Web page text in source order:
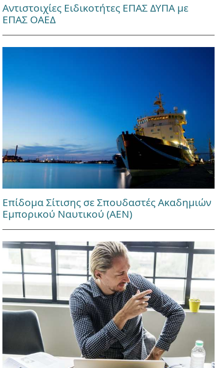
Αντιστοιχίες Ειδικοτήτες ΕΠΑΣ ΔΥΠΑ με
ΕΠΑΣ ΟΑΕΔ
Επίδομα Σίτισης σε Σπουδαστές Ακαδημιών
Εμπορικού Ναυτικού (ΑΕΝ)